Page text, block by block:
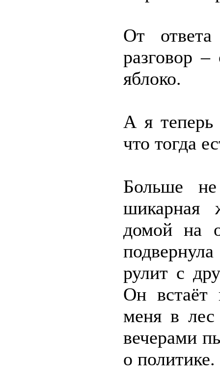
От ответа
разговор
яблоко.
А я
что тогда
Больше
шикарная
домой на
рулит с
Он встаёт
меня в
вечерами
о политике.